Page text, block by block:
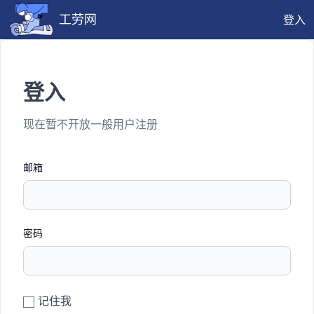
工劳网 登入
登入
现在暂不开放一般用户注册
邮箱
密码
记住我